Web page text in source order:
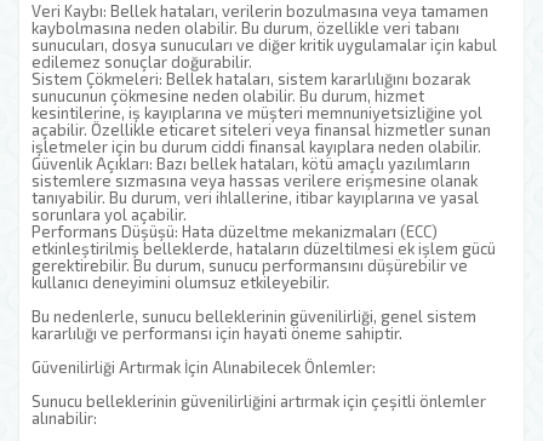
Veri Kaybı: Bellek hataları, verilerin bozulmasına veya tamamen
kaybolmasına neden olabilir. Bu durum, özellikle veri tabanı
sunucuları, dosya sunucuları ve diğer kritik uygulamalar için kabul
edilemez sonuçlar doğurabilir.
Sistem Çökmeleri: Bellek hataları, sistem kararlılığını bozarak
sunucunun çökmesine neden olabilir. Bu durum, hizmet
kesintilerine, iş kayıplarına ve müşteri memnuniyetsizliğine yol
açabilir. Özellikle eticaret siteleri veya finansal hizmetler sunan
işletmeler için bu durum ciddi finansal kayıplara neden olabilir.
Güvenlik Açıkları: Bazı bellek hataları, kötü amaçlı yazılımların
sistemlere sızmasına veya hassas verilere erişmesine olanak
tanıyabilir. Bu durum, veri ihlallerine, itibar kayıplarına ve yasal
sorunlara yol açabilir.
Performans Düşüşü: Hata düzeltme mekanizmaları (ECC)
etkinleştirilmiş belleklerde, hataların düzeltilmesi ek işlem gücü
gerektirebilir. Bu durum, sunucu performansını düşürebilir ve
kullanıcı deneyimini olumsuz etkileyebilir.
Bu nedenlerle, sunucu belleklerinin güvenilirliği, genel sistem
kararlılığı ve performansı için hayati öneme sahiptir.
Güvenilirliği Artırmak İçin Alınabilecek Önlemler:
Sunucu belleklerinin güvenilirliğini artırmak için çeşitli önlemler
alınabilir: